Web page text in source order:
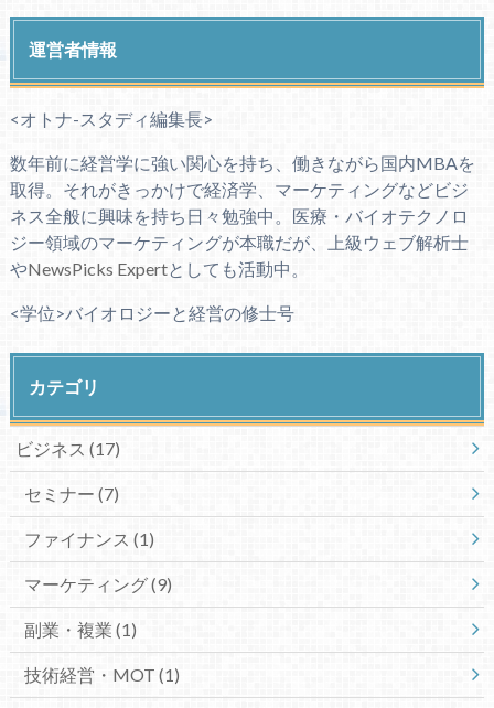
運営者情報
<オトナ-スタディ編集長>
数年前に経営学に強い関心を持ち、働きながら国内MBAを
取得。それがきっかけで経済学、マーケティングなどビジ
ネス全般に興味を持ち日々勉強中。医療・バイオテクノロ
ジー領域のマーケティングが本職だが、上級ウェブ解析士
やNewsPicks Expertとしても活動中。
<学位>バイオロジーと経営の修士号
カテゴリ
ビジネス (17)
セミナー (7)
ファイナンス (1)
マーケティング(9)
副業・複業 (1)
技術経営・MOT (1)